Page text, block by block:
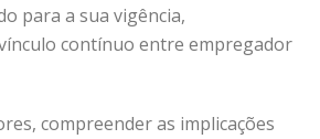
para a sua vigência,
contínuo entre empregador
compreender as implicações